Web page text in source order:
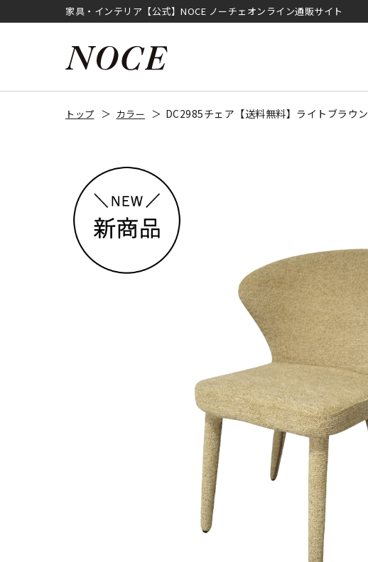
家具・インテリア【公式】NOCE ノーチェオンライン通販サイト
トップ カラー DC2985チェア【送料無料】ライトブラウン